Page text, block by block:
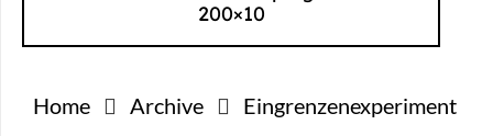
200×10
Home Archive Eingrenzenexperiment